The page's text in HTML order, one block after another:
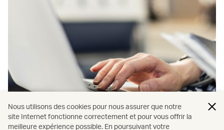
Nous utilisons des cookies pour nous assurer que notre
site Internet fonctionne correctement et pour vous offrir la
meilleure expérience possible. En poursuivant votre